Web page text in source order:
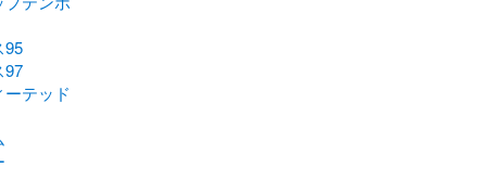
95
97
テッド